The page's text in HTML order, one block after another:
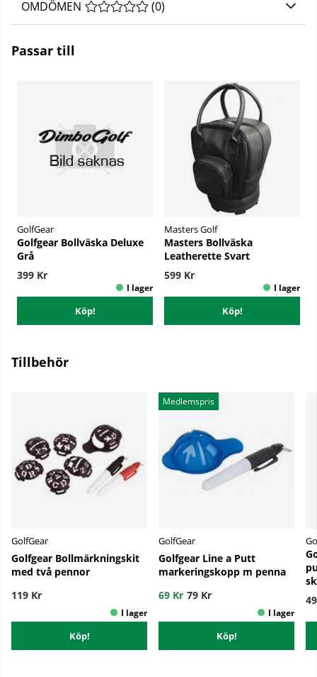
OMDÖMEN MEDELBETYG 0 AV 5 ANTAL BETYG 0
(0)
Passar till
GolfGear
Golfgear Bollväska Deluxe
Grå
399 Kr
Köp!
Masters Golf
Masters Bollväska
Leatherette Svart
599 Kr
Köp!
Tillbehör
GolfGear
Golfgear Bollmärkningskit
med två pennor
119 Kr
Köp!
Medlemspris
GolfGear
Golfgear Line a Putt
markeringskopp m penna
69 Kr 79 Kr
Köp!